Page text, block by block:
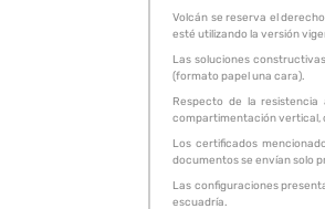
Volcán se reserva el
esté utilizando la versión
Las soluciones
(formato papel una cara).
Respecto de la resistencia
compartimentación vertical,
Los certificados
documentos se envían solo
Las configuraciones
escuadría.